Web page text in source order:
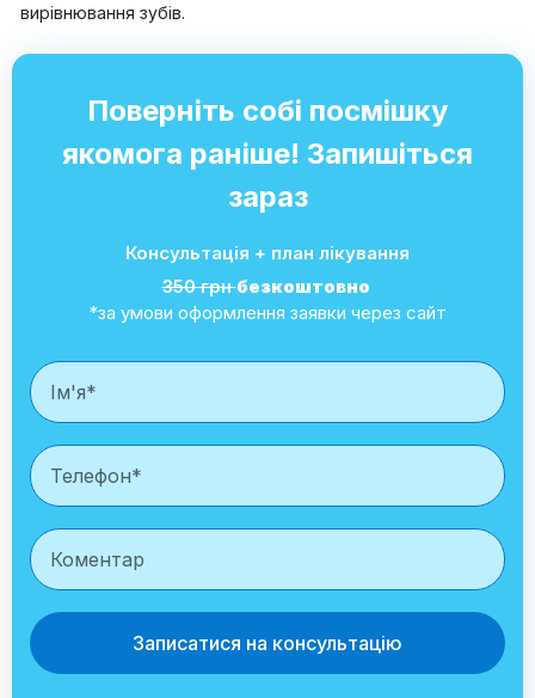
вирівнювання зубів.
Поверніть собі посмішку
якомога раніше! Запишіться
зараз
Консультація + план лікування
350 грнбезкоштовно
*за умови оформлення заявки через сайт
Записатися на консультацію